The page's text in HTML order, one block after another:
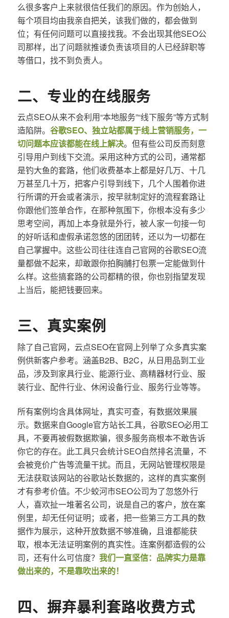
么很多客户上来就很信任我们的原因。作为创始人，
每个项目均由我亲自把关，该我们做的，都会做到
位；有任何问题可以直接找我。不会出现其他SEO公
司那样，出了问题就推诿负责该项目的人已经辞职等
等借口，找不到负责人。
二、专业的在线服务
云点SEO从来不会利用“本地服务”“线下服务”等方式制
造陷阱。 谷歌SEO、独立站都属于线上营销服务，一
切问题本应该都能在线上解决。但有些公司反而刻意
引导用户到线下交流。采用这种方式的公司，通常都
是钓大鱼的套路，他们收费基本上都是好几万、十几
万甚至几十万，把客户引导到线下，几个人围着你进
行所谓的开会或者演示，按早就制定好的流程套路让
你跟他们签单合作，在那种氛围下，你根本没有多少
思考空间，再加上本身就是外行，被人家一句接一句
的好听话和虚假承诺忽悠的团团转，还以为一切都在
自己掌握中。这些公司往往连自己官网的谷歌SEO流
量都做不起来，却敢跟你拍胸脯打包票一定能做到什
么样。这些搞套路的公司都精的很，你也别指望发现
上当后，能把钱要回来。
三、真实案例
除了自己官网，云点SEO在官网上列举了众多真实案
例供新客户参考。涵盖B2B、B2C，从日用品到工业
品，涉及到家具行业、能源行业、高精器材行业、服
装行业、配件行业、休闲设备行业、服务行业等等。
所有案例均含具体网址，真实可查，有数据效果展
示。数据来自Google官方站长工具，谷歌SEO必用工
具，不要再被假数据欺骗，很多服务商根本不敢告诉
你它的存在。此工具只会统计SEO自然排名流量，不
会被竞价广告等流量干扰。而且，无网站管理权限是
无法获取该网站的谷歌站长数据的，这样的真实案例
才有参考价值。不少蛟河市SEO公司为了忽悠外行
人，喜欢扯一堆著名公司，说是自己的客户，放在案
例里，却无任何证明；或者，把一些第三方工具的数
据作为展示，这种开放数据不够准确，且谁都能获
取，根本无法证明案例的真实性。连案例都造假的公
司，还有什么可信度？ 我们一直坚信：品牌实力是靠
做出来的，不是靠吹出来的！
四、摒弃暴利套路收费方式